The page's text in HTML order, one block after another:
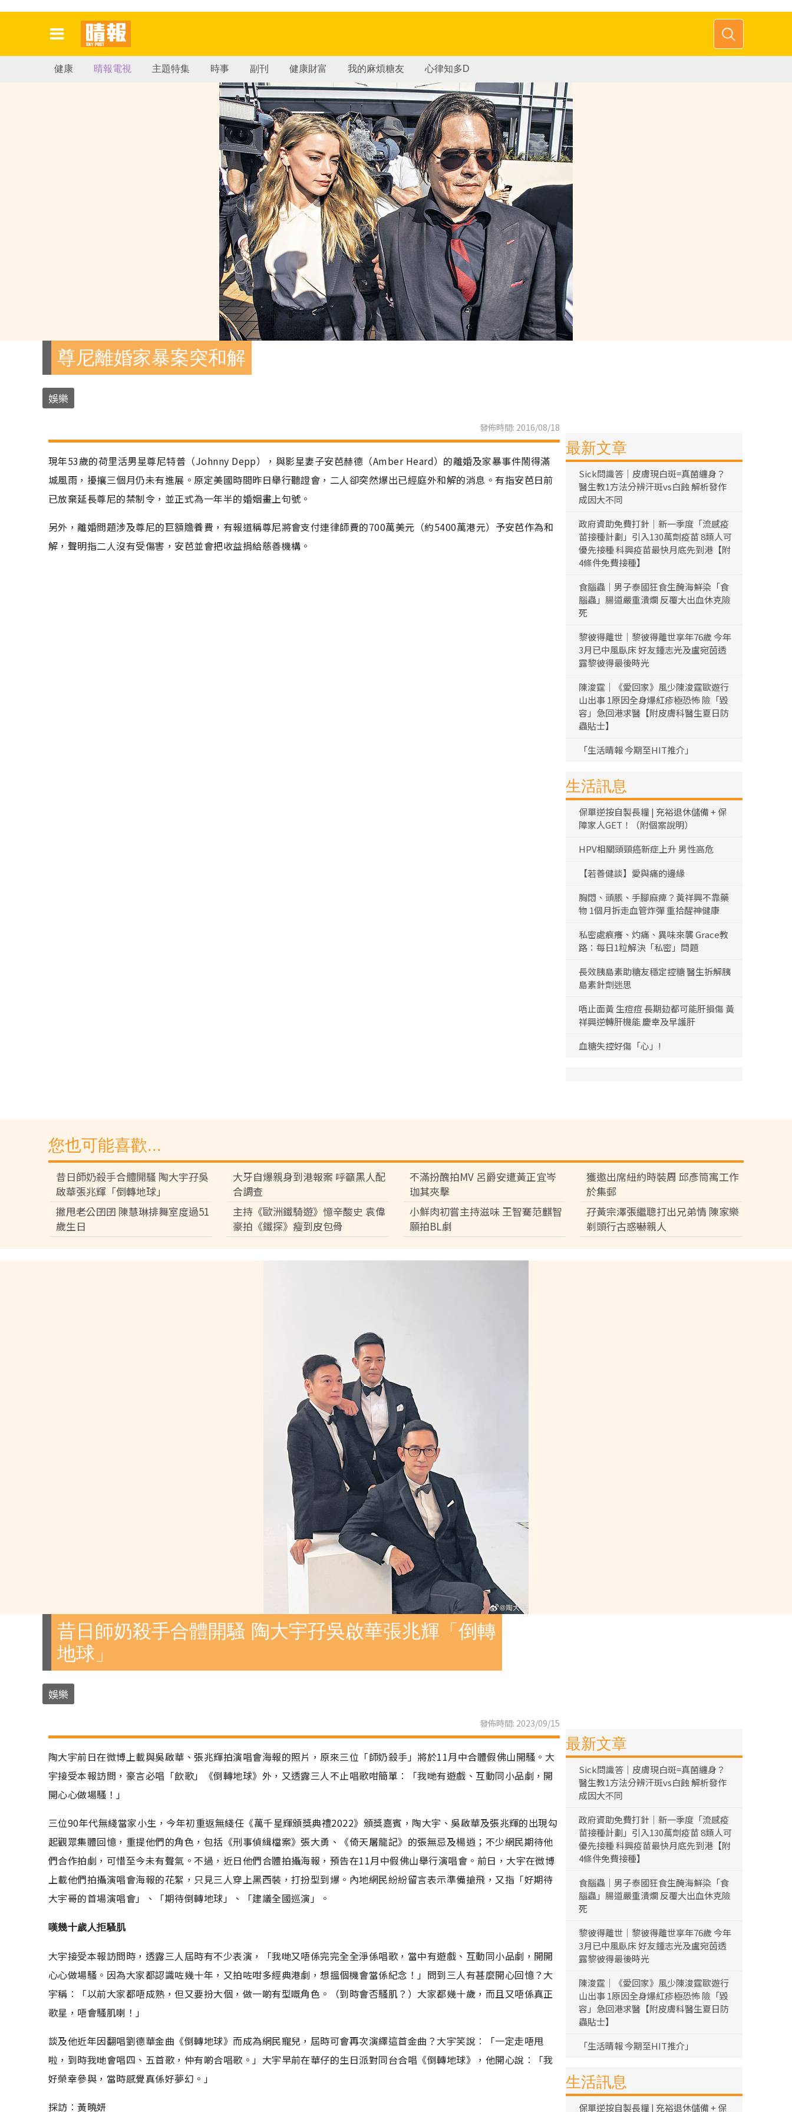
健康 晴報電視 主題特集 時事 副刊 健康財富 我的麻煩糖友 心律知多D
尊尼離婚家暴案突和解
娛樂
發佈時間: 2016/08/18
現年53歲的荷里活男星尊尼特普（Johnny Depp），與影星妻子安芭赫德（Amber Heard）的離婚及家暴事件鬧得滿
城風雨，擾攘三個月仍未有進展。原定美國時間昨日舉行聽證會，二人卻突然爆出已經庭外和解的消息。有指安芭日前
已放棄延長尊尼的禁制令，並正式為一年半的婚姻畫上句號。
另外，離婚問題涉及尊尼的巨額贍養費，有報道稱尊尼將會支付連律師費的700萬美元（約5400萬港元）予安芭作為和
解，聲明指二人沒有受傷害，安芭並會把收益捐給慈善機構。
最新文章
Sick問識答｜皮膚現白斑=真菌纏身？
醫生教1方法分辨汗斑vs白蝕 解析發作
成因大不同
政府資助免費打針｜新一季度「流感疫
苗接種計劃」引入130萬劑疫苗 8類人可
優先接種 科興疫苗最快月底先到港【附
4條件免費接種】
食腦蟲｜男子泰國狂食生醃海鮮染「食
腦蟲」腸道嚴重潰爛 反覆大出血休克險
死
黎彼得離世｜黎彼得離世享年76歲 今年
3月已中風臥床 好友鍾志光及盧宛茵透
露黎彼得最後時光
陳浚霆｜《愛回家》風少陳浚霆歐遊行
山出事 1原因全身爆紅疹極恐怖 險「毀
容」急回港求醫【附皮膚科醫生夏日防
蟲貼士】
「生活晴報 今期至HIT推介」
生活訊息
保單逆按自製長糧 | 充裕退休儲備 + 保
障家人GET！（附個案說明）
HPV相關頭頸癌新症上升 男性高危
【若善健談】愛與痛的邊緣
胸悶、頭脹、手腳麻痺？黃祥興不靠藥
物 1個月拆走血管炸彈 重拾醒神健康
私密處痕癢、灼痛、異味來襲 Grace教
路：每日1粒解決「私密」問題
長效胰島素助糖友穩定控糖 醫生拆解胰
島素針劑迷思
唔止面黃 生痘痘 長期攰都可能肝損傷 黃
祥興逆轉肝機能 慶幸及早護肝
血糖失控好傷「心」!
您也可能喜歡...
昔日師奶殺手合體開騷 陶大宇孖吳
啟華張兆輝「倒轉地球」
大牙自爆親身到港報案 呼籲黑人配
合調查
不滿扮醜拍MV 呂爵安遭黃正宜岑
珈其夾擊
獲邀出席紐約時裝周 邱彥筒寓工作
於集郵
撇甩老公囝囝 陳慧琳排舞室度過51
歲生日
主持《歐洲鐵騎遊》憶辛酸史 袁偉
豪拍《鐵探》瘦到皮包骨
小鮮肉初嘗主持滋味 王智騫范麒智
願拍BL劇
孖黃宗澤張繼聰打出兄弟情 陳家樂
剃頭行古惑嚇親人
昔日師奶殺手合體開騷 陶大宇孖吳啟華張兆輝「倒轉
地球」
娛樂
發佈時間: 2023/09/15
陶大宇前日在微博上載與吳啟華、張兆輝拍演唱會海報的照片，原來三位「師奶殺手」將於11月中合體假佛山開騷。大
宇接受本報訪問，豪言必唱「飲歌」《倒轉地球》外，又透露三人不止唱歌咁簡單︰「我哋有遊戲、互動同小品劇，開
開心心做場騷！」
三位90年代無綫當家小生，今年初重返無綫任《萬千星輝頒獎典禮2022》頒獎嘉賓，陶大宇、吳啟華及張兆輝的出現勾
起觀眾集體回憶，重提他們的角色，包括《刑事偵緝檔案》張大勇、《倚天屠龍記》的張無忌及楊逍；不少網民期待他
們合作拍劇，可惜至今未有聲氣。不過，近日他們合體拍攝海報，預告在11月中假佛山舉行演唱會。前日，大宇在微博
上載他們拍攝演唱會海報的花絮，只見三人穿上黑西裝，打扮型到爆。內地網民紛紛留言表示準備搶飛，又指「好期待
大宇哥的首場演唱會」、「期待倒轉地球」、「建議全國巡演」。
嘆幾十歲人拒騷肌
大宇接受本報訪問時，透露三人屆時有不少表演，「我哋又唔係完完全全淨係唱歌，當中有遊戲、互動同小品劇，開開
心心做場騷。因為大家都認識咗幾十年，又拍咗咁多經典港劇，想搵個機會當係紀念！」問到三人有甚麼開心回憶？大
宇稱︰「以前大家都唔成熟，但又要扮大個，做一啲有型嘅角色。（到時會否騷肌？）大家都幾十歲，而且又唔係真正
歌星，唔會騷肌喇！」
談及他近年因翻唱劉德華金曲《倒轉地球》而成為網民寵兒，屆時可會再次演繹這首金曲？大宇笑說︰「一定走唔甩
啦，到時我哋會唱四、五首歌，仲有啲合唱歌。」大宇早前在華仔的生日派對同台合唱《倒轉地球》，他開心說︰「我
好榮幸參與，當時感覺真係好夢幻。」
採訪︰黃曉妍
最新文章
Sick問識答｜皮膚現白斑=真菌纏身？
醫生教1方法分辨汗斑vs白蝕 解析發作
成因大不同
政府資助免費打針｜新一季度「流感疫
苗接種計劃」引入130萬劑疫苗 8類人可
優先接種 科興疫苗最快月底先到港【附
4條件免費接種】
食腦蟲｜男子泰國狂食生醃海鮮染「食
腦蟲」腸道嚴重潰爛 反覆大出血休克險
死
黎彼得離世｜黎彼得離世享年76歲 今年
3月已中風臥床 好友鍾志光及盧宛茵透
露黎彼得最後時光
陳浚霆｜《愛回家》風少陳浚霆歐遊行
山出事 1原因全身爆紅疹極恐怖 險「毀
容」急回港求醫【附皮膚科醫生夏日防
蟲貼士】
「生活晴報 今期至HIT推介」
生活訊息
保單逆按自製長糧 | 充裕退休儲備 + 保